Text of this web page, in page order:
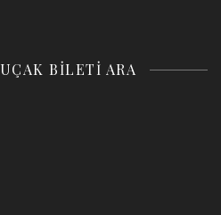
BİLETİ ARA